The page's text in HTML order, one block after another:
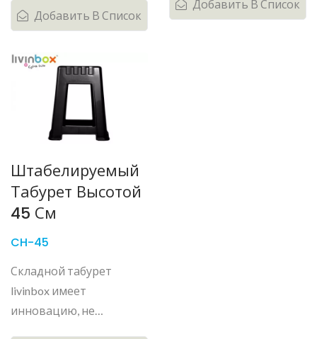
Добавить В Список
Добавить В Список
Штабелируемый
Табурет Высотой
45 См
CH-45
Складной табурет
livinbox имеет
инновацию, не